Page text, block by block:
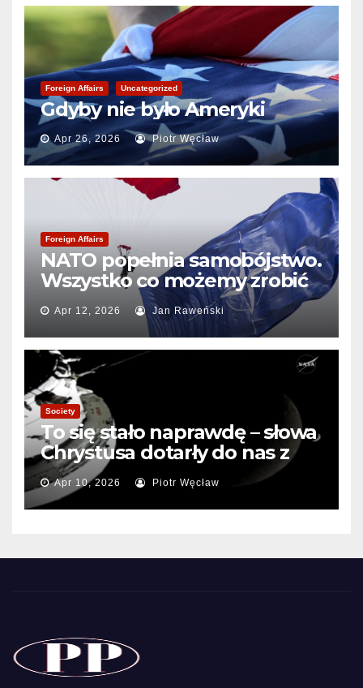
Foreign Affairs Uncategorized
Gdyby nie było Ameryki
Apr 26, 2026 Piotr Węcław
Foreign Affairs
NATO popełnia samobójstwo.
Wszystko co możemy zrobić
to pogrzebać sojusz
Apr 12, 2026 Jan Raweński
Society
To się stało naprawdę – słowa
Chrystusa dotarły do nas z
Kosmosu.
Apr 10, 2026 Piotr Węcław